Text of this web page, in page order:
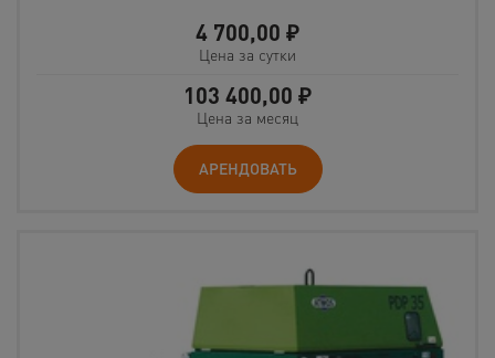
4 700,00 ₽
Цена за сутки
103 400,00 ₽
Цена за месяц
АРЕНДОВАТЬ